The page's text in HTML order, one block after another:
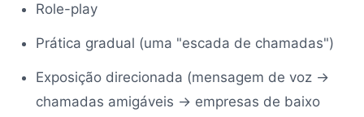
Role-play
Prática gradual (uma "escada de chamadas")
Exposição direcionada (mensagem de voz →
chamadas amigáveis → empresas de baixo